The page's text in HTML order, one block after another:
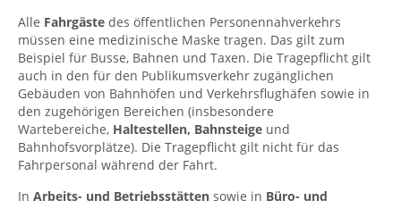
Alle Fahrgäste des öffentlichen Personennahverkehrs
müssen eine medizinische Maske tragen. Das gilt zum
Beispiel für Busse, Bahnen und Taxen. Die Tragepflicht gilt
auch in den für den Publikumsverkehr zugänglichen
Gebäuden von Bahnhöfen und Verkehrsflughäfen sowie in
den zugehörigen Bereichen (insbesondere
Wartebereiche, Haltestellen, Bahnsteige und
Bahnhofsvorplätze). Die Tragepflicht gilt nicht für das
Fahrpersonal während der Fahrt.
In Arbeits- und Betriebsstätten sowie in Büro- und